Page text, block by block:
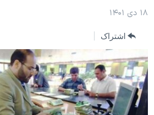
جهشورزشی
ویدیوها
فرهنگ و زندگی
حقوق شهروندی
جام جهانی ۲۰۲۶
بایگانی برنامه‌های تلویزیونی
مستندها
انتخابات ریاست جمهوری آمریکا ۲۰۲۴
فرکانس‌های صدای آمریکا
پخش رادیویی
یادگیری زبان انگلیسی
دنبال کنید
۱۸ دی ۱۴۰۱
اشتراک